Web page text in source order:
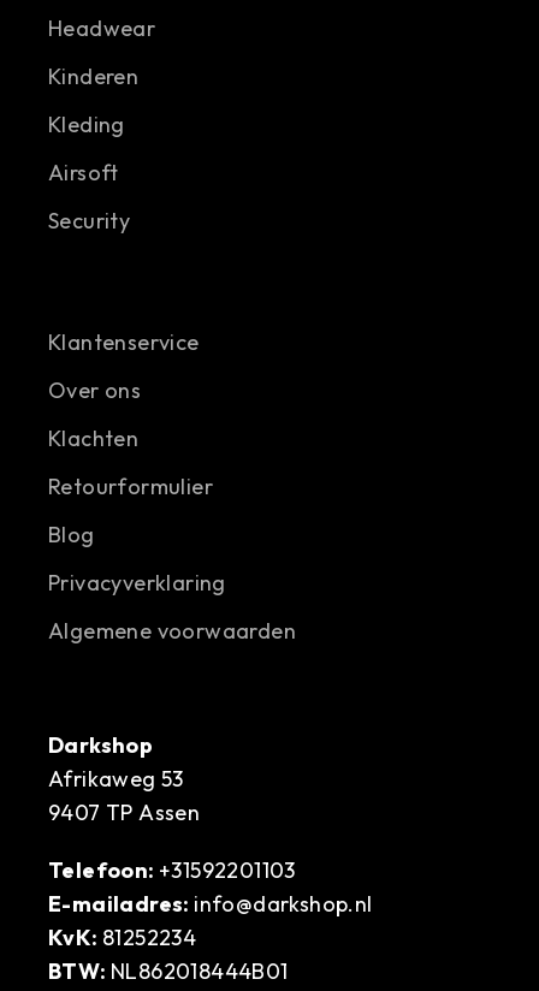
Headwear
Kinderen
Kleding
Airsoft
Security
Klantenservice
Over ons
Klachten
Retourformulier
Blog
Privacyverklaring
Algemene voorwaarden
Darkshop
Afrikaweg 53
9407 TP Assen
Telefoon: +31592201103
E-mailadres: info@darkshop.nl
KvK: 81252234
BTW: NL862018444B01